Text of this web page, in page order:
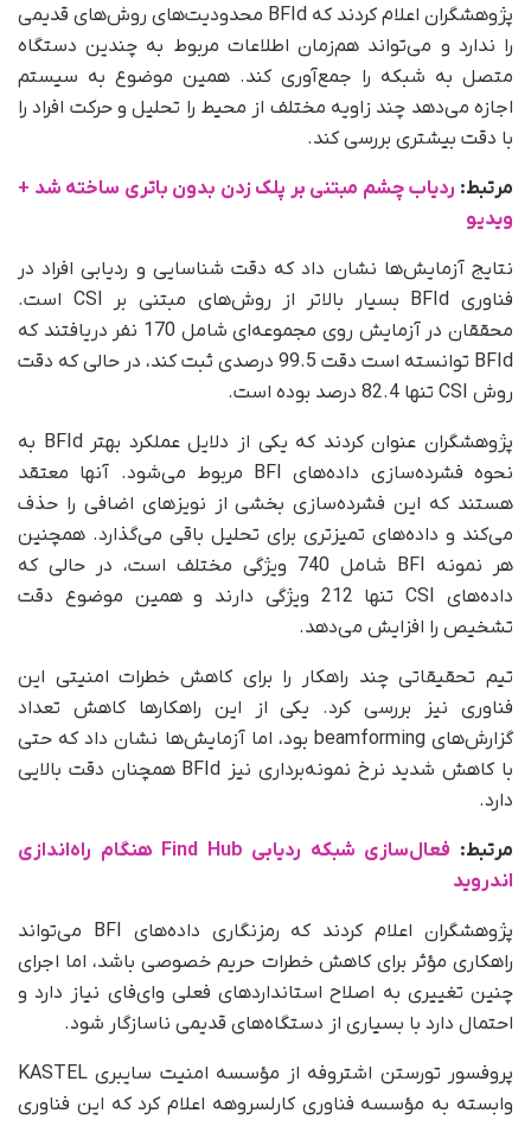
پژوهشگران اعلام کردند که BFId محدودیت‌های روش‌های قدیمی
را ندارد و می‌تواند هم‌زمان اطلاعات مربوط به چندین دستگاه
متصل به شبکه را جمع‌آوری کند. همین موضوع به سیستم
اجازه می‌دهد چند زاویه مختلف از محیط را تحلیل و حرکت افراد را
با دقت بیشتری بررسی کند.
مرتبط: ردیاب چشم مبتنی بر پلک‌ زدن بدون باتری ساخته شد +
ویدیو
نتایج آزمایش‌ها نشان داد که دقت شناسایی و ردیابی افراد در
فناوری BFId بسیار بالاتر از روش‌های مبتنی بر CSI است.
محققان در آزمایش روی مجموعه‌ای شامل 170 نفر دریافتند که
BFId توانسته است دقت 99.5 درصدی ثبت کند، در حالی که دقت
روش CSI تنها 82.4 درصد بوده است.
پژوهشگران عنوان کردند که یکی از دلایل عملکرد بهتر BFId به
نحوه فشرده‌سازی داده‌های BFI مربوط می‌شود. آنها معتقد
هستند که این فشرده‌سازی بخشی از نویزهای اضافی را حذف
می‌کند و داده‌های تمیزتری برای تحلیل باقی می‌گذارد. همچنین
هر نمونه BFI شامل 740 ویژگی مختلف است، در حالی که
داده‌های CSI تنها 212 ویژگی دارند و همین موضوع دقت
تشخیص را افزایش می‌دهد.
تیم تحقیقاتی چند راهکار را برای کاهش خطرات امنیتی این
فناوری نیز بررسی کرد. یکی از این راهکارها کاهش تعداد
گزارش‌های beamforming بود، اما آزمایش‌ها نشان داد که حتی
با کاهش شدید نرخ نمونه‌برداری نیز BFId همچنان دقت بالایی
دارد.
مرتبط:
فعال‌سازی شبکه ردیابی Find Hub هنگام راه‌اندازی
اندروید
پژوهشگران اعلام کردند که رمزنگاری داده‌های BFI می‌تواند
راهکاری مؤثر برای کاهش خطرات حریم خصوصی باشد، اما اجرای
چنین تغییری به اصلاح استانداردهای فعلی وای‌فای نیاز دارد و
احتمال دارد با بسیاری از دستگاه‌های قدیمی ناسازگار شود.
پروفسور تورستن اشتروفه از مؤسسه امنیت سایبری KASTEL
وابسته به مؤسسه فناوری کارلسروهه اعلام کرد که این فناوری